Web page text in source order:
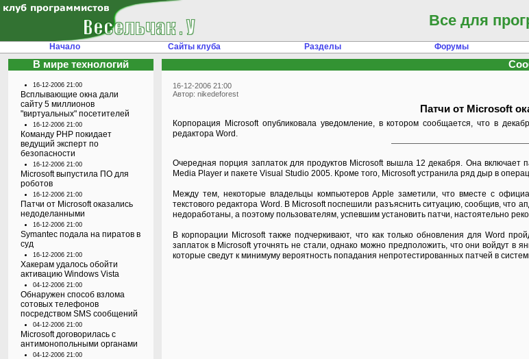
Все для
Начало Сайты клуба Разделы Форумы
В мире технологий
16-12-2006 21:00
Всплывающие окна дали
сайту 5 миллионов
"виртуальных" посетителей
16-12-2006 21:00
Команду PHP покидает
ведущий эксперт по
безопасности
16-12-2006 21:00
Microsoft выпустила ПО для
роботов
16-12-2006 21:00
Патчи от Microsoft оказались
недоделанными
16-12-2006 21:00
Symantec подала на пиратов в
суд
16-12-2006 21:00
Хакерам удалось обойти
активацию Windows Vista
04-12-2006 21:00
Обнаружен способ взлома
сотовых телефонов
посредством SMS сообщений
04-12-2006 21:00
Microsoft договорилась с
антимонопольными органами
04-12-2006 21:00
16-12-2006 21:00
Автор: nikedeforest
Патчи от Microsoft
Корпорация Microsoft опубликовала уведомление, в котором сообщается, что в
редактора Word.
Очередная порция заплаток для продуктов Microsoft вышла 12 декабря. Она включает
Media Player и пакете Visual Studio 2005. Кроме того, Microsoft устранила ряд дыр в
Между тем, некоторые владельцы компьютеров Apple заметили, что вместе с
текстового редактора Word. В Microsoft поспешили разъяснить ситуацию, сообщив, что
недоработаны, а поэтому пользователям, успевшим установить патчи, настоятельно
В корпорации Microsoft также подчеркивают, что как только обновления для Word
заплаток в Microsoft уточнять не стали, однако можно предположить, что они войдут
которые сведут к минимуму вероятность попадания непротестированных патчей в